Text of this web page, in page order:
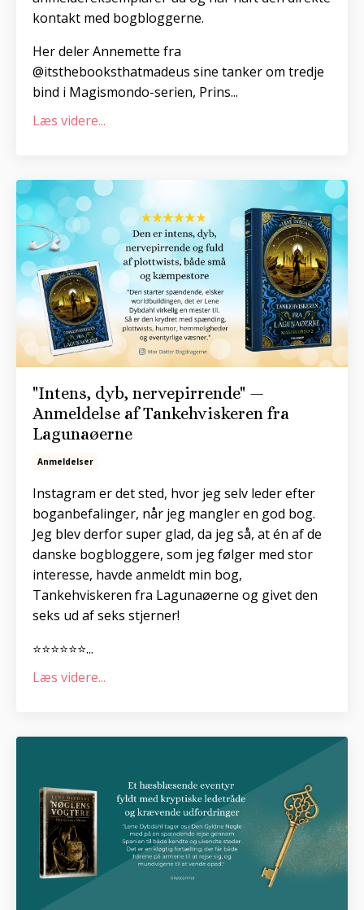
kontakt med bogbloggerne.
Her deler Annemette fra
@itsthebooksthatmadeus sine tanker om tredje
bind i Magismondo-serien, Prins...
Læs videre...
"Intens, dyb, nervepirrende" —
Anmeldelse af Tankehviskeren fra
Lagunaøerne
Anmeldelser
Instagram er det sted, hvor jeg selv leder efter
boganbefalinger, når jeg mangler en god bog.
Jeg blev derfor super glad, da jeg så, at én af de
danske bogbloggere, som jeg følger med stor
interesse, havde anmeldt min bog,
Tankehviskeren fra Lagunaøerne og givet den
seks ud af seks stjerner!
⭐⭐⭐⭐⭐⭐...
Læs videre...